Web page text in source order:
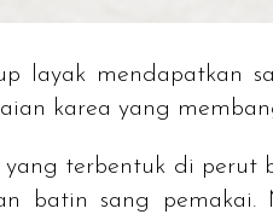
layak mendapatkan
karea yang
terbentuk di
batin sang pemakai.